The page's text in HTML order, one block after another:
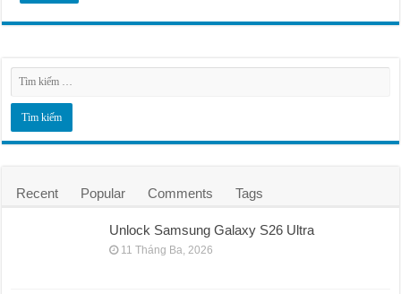
Recent Popular Comments Tags
Unlock Samsung Galaxy S26 Ultra
11 Tháng Ba, 2026